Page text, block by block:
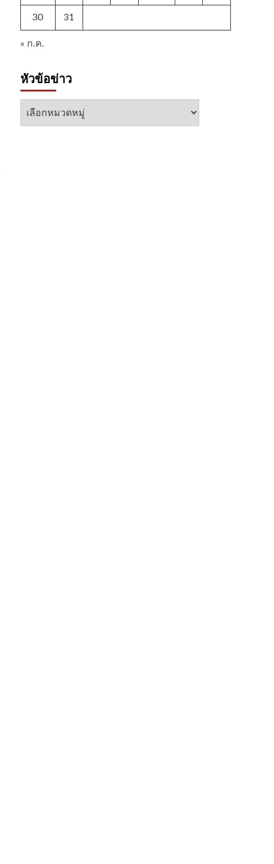
30 31
« ก.ค.
หัวข้อข่าว
หัวข้อ